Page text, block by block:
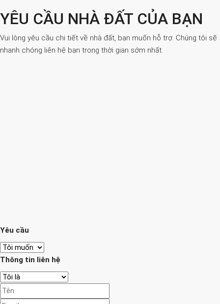
YÊU CẦU NHÀ ĐẤT CỦA BẠN
Vui lòng yêu cầu chi tiết về nhà đất, bạn muốn hỗ trợ. Chúng tôi sẽ
nhanh chóng liên hệ bạn trong thời gian sớm nhất.
Yêu cầu
Thông tin liên hệ